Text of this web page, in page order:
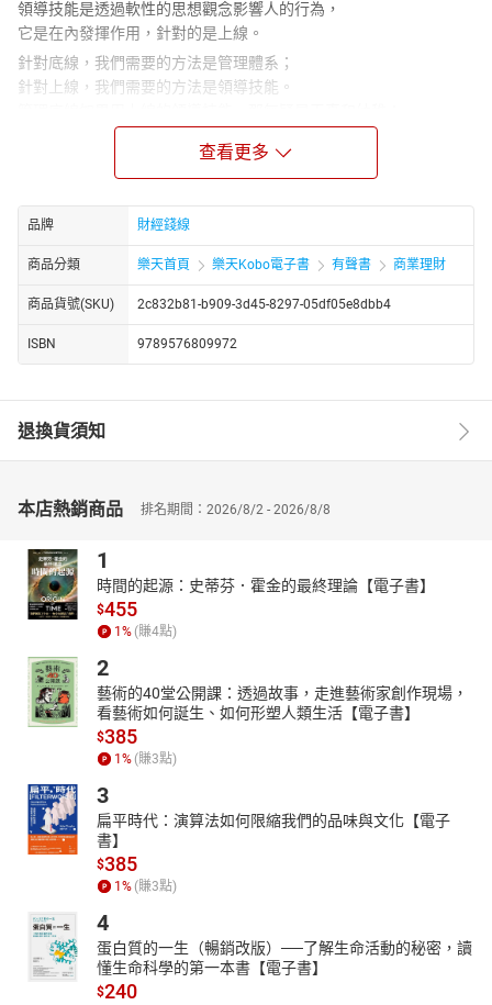
領導技能是透過軟性的思想觀念影響人的行為，
它是在內發揮作用，針對的是上線。
針對底線，我們需要的方法是管理體系；
針對上線，我們需要的方法是領導技能。
領導上線如果用底線的管理體系，則必然引起員工的反感和對抗。
→「雙線法則」的底線是每個員工必須達到的工作要求，達到後就
可以獎勵，沒有達到就必須受到懲罰；上線是期望每個員工達到的
高標準工作標竿，達到就可以得到更高的獎勵，沒有達到不受懲
→底線是強制性的，上線是引導性的。
▶聞氏九型人格
一個人在這個世界的行為，可以按照兩個維度進行分析：
種：
利己、不利己不損己、損己。
損人、不利人不損人、利人。
第一種：損人利己──過街老鼠，人人喊打的小人！
第二種：利己，不利人不損人──庸人
第三種：利己利人──常人
第四種：損人，不利己不損己──惡人
第五種：不利己不損己，不利人不損人──如同死人
第六種：利人，不利己不損己──善人
第七種：損己損人──病人
第八種：損己，不利人不損人──瘋人
第九種：損己利人──可遇而不可求的聖人／賢人
查看更多
品牌 財經錢線
商品分類 樂天首頁 樂天Kobo電子書 有聲書 商業理財
商品貨號(SKU) 2c832b81-b909-3d45-8297-05df05e8dbb4
ISBN 9789576809972
退換貨須知
本店熱銷商品 排名期間：2026/8/2 - 2026/8/8
1
時間的起源：史蒂芬．霍金的最終理論【電子書】
$455
1 % (賺4點)
2
藝術的40堂公開課：透過故事，走進藝術家創作現場，
看藝術如何誕生、如何形塑人類生活【電子書】
$385
1 % (賺3點)
3
扁平時代：演算法如何限縮我們的品味與文化【電子
書】
$385
1 % (賺3點)
4
蛋白質的一生（暢銷改版）──了解生命活動的秘密，讀
懂生命科學的第一本書【電子書】
$240